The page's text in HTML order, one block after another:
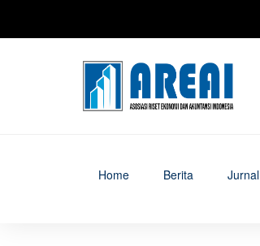
Home Berita Jurnal